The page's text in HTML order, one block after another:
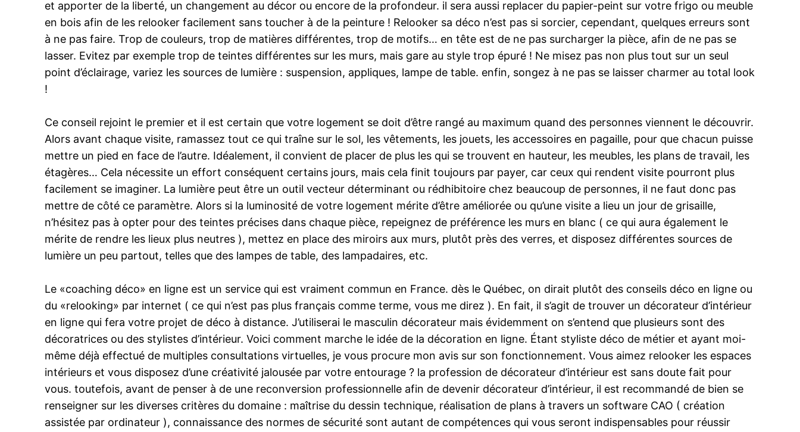
et apporter de la liberté, un changement au décor ou encore de la profondeur. il sera aussi replacer du papier-peint sur votre frigo ou meuble
en bois afin de les relooker facilement sans toucher à de la peinture ! Relooker sa déco n’est pas si sorcier, cependant, quelques erreurs sont
à ne pas faire. Trop de couleurs, trop de matières différentes, trop de motifs… en tête est de ne pas surcharger la pièce, afin de ne pas se
lasser. Evitez par exemple trop de teintes différentes sur les murs, mais gare au style trop épuré ! Ne misez pas non plus tout sur un seul
point d’éclairage, variez les sources de lumière : suspension, appliques, lampe de table. enfin, songez à ne pas se laisser charmer au total look
!
Ce conseil rejoint le premier et il est certain que votre logement se doit d’être rangé au maximum quand des personnes viennent le découvrir.
Alors avant chaque visite, ramassez tout ce qui traîne sur le sol, les vêtements, les jouets, les accessoires en pagaille, pour que chacun puisse
mettre un pied en face de l’autre. Idéalement, il convient de placer de plus les qui se trouvent en hauteur, les meubles, les plans de travail, les
étagères… Cela nécessite un effort conséquent certains jours, mais cela finit toujours par payer, car ceux qui rendent visite pourront plus
facilement se imaginer. La lumière peut être un outil vecteur déterminant ou rédhibitoire chez beaucoup de personnes, il ne faut donc pas
mettre de côté ce paramètre. Alors si la luminosité de votre logement mérite d’être améliorée ou qu’une visite a lieu un jour de grisaille,
n’hésitez pas à opter pour des teintes précises dans chaque pièce, repeignez de préférence les murs en blanc ( ce qui aura également le
mérite de rendre les lieux plus neutres ), mettez en place des miroirs aux murs, plutôt près des verres, et disposez différentes sources de
lumière un peu partout, telles que des lampes de table, des lampadaires, etc.
Le «coaching déco» en ligne est un service qui est vraiment commun en France. dès le Québec, on dirait plutôt des conseils déco en ligne ou
du «relooking» par internet ( ce qui n’est pas plus français comme terme, vous me direz ). En fait, il s’agit de trouver un décorateur d’intérieur
en ligne qui fera votre projet de déco à distance. J’utiliserai le masculin décorateur mais évidemment on s’entend que plusieurs sont des
décoratrices ou des stylistes d’intérieur. Voici comment marche le idée de la décoration en ligne. Étant styliste déco de métier et ayant moi-
même déjà effectué de multiples consultations virtuelles, je vous procure mon avis sur son fonctionnement. Vous aimez relooker les espaces
intérieurs et vous disposez d’une créativité jalousée par votre entourage ? la profession de décorateur d’intérieur est sans doute fait pour
vous. toutefois, avant de penser à de une reconversion professionnelle afin de devenir décorateur d’intérieur, il est recommandé de bien se
renseigner sur les diverses critères du domaine : maîtrise du dessin technique, réalisation de plans à travers un software CAO ( création
assistée par ordinateur ), connaissance des normes de sécurité sont autant de compétences qui vous seront indispensables pour réussir